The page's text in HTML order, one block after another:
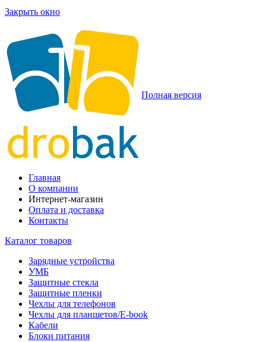
Закрыть окно
Полная версия
Главная
О компании
Интернет-магазин
Оплата и доставка
Контакты
Каталог товаров
Зарядные устройства
УМБ
Защитные стекла
Защитные пленки
Чехлы для телефонов
Чехлы для планшетов/E-book
Кабели
Блоки питания